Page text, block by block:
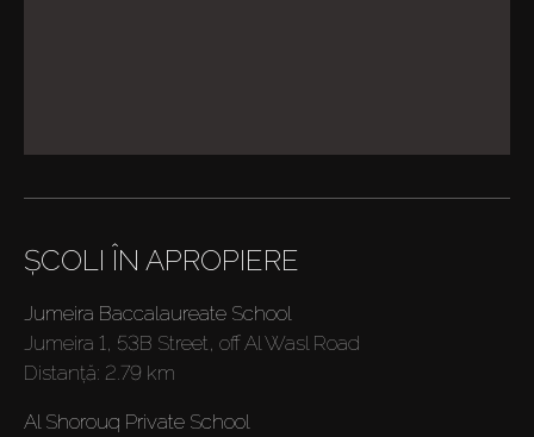
ȘCOLI ÎN APROPIERE
Jumeira Baccalaureate School
Jumeira 1, 53B Street, off Al Wasl Road
Distanţă: 2.79 km
Al Shorouq Private School